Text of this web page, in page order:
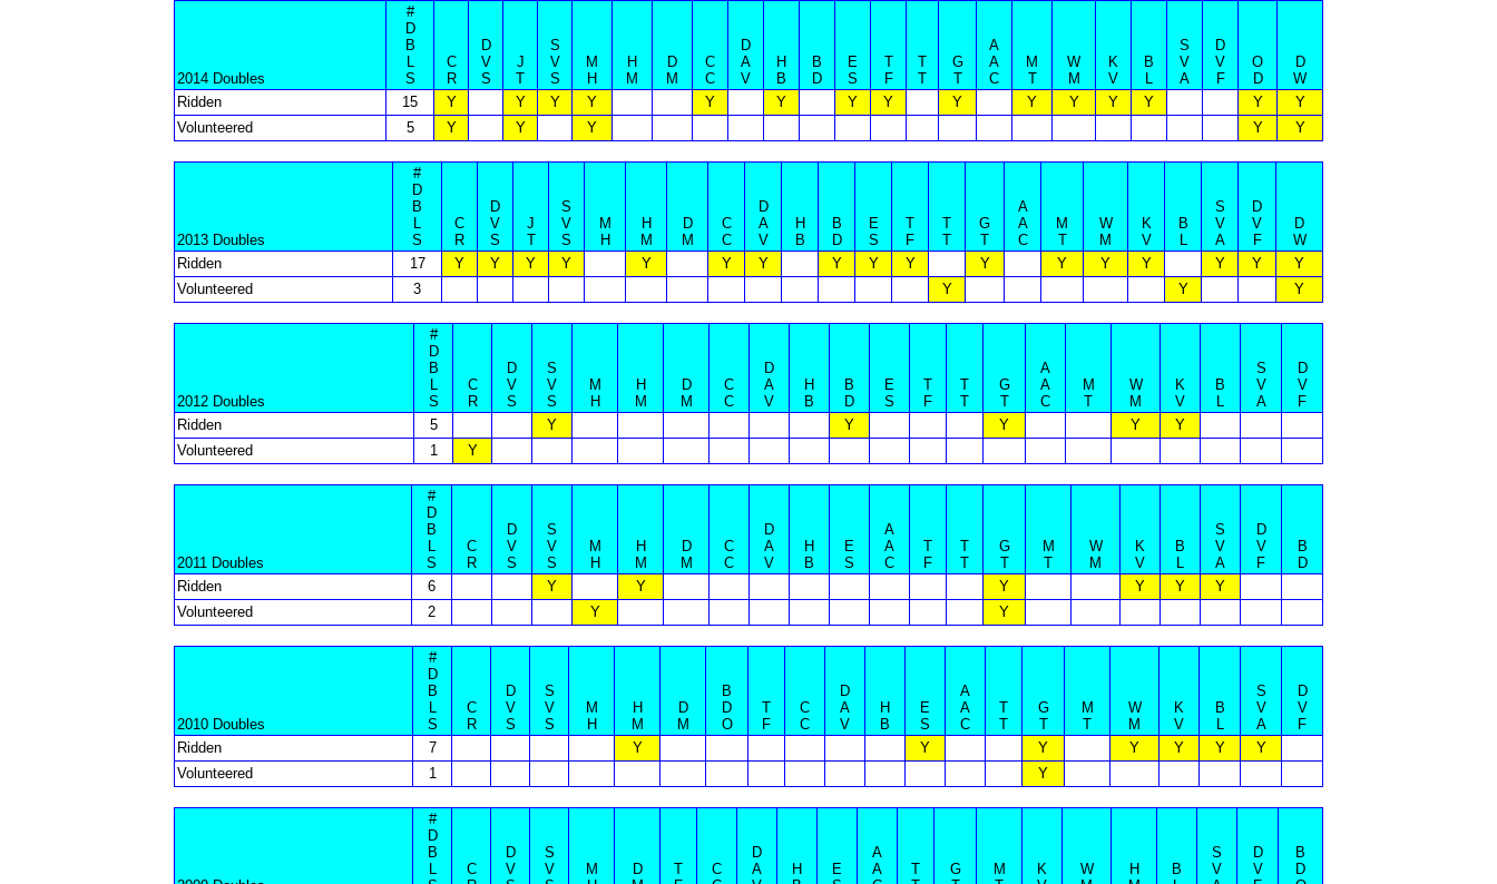
2014 Doubles
#
D
B
L
S
C
R
D
V
S
J
T
S
V
S
M
H
H
M
D
M
C
C
D
A
V
H
B
B
D
E
S
T
F
T
T
G
T
A
A
C
M
T
W
M
K
V
B
L
S
V
A
D
V
F
O
D
D
W
Ridden
15 Y Y Y Y Y Y Y Y Y Y Y Y Y Y
Y
Volunteered
5 Y Y Y Y Y
2013 Doubles
#
D
B
L
S
C
R
D
V
S
J
T
S
V
S
M
H
H
M
D
M
C
C
D
A
V
H
B
B
D
E
S
T
F
T
T
G
T
A
A
C
M
T
W
M
K
V
B
L
S
V
A
D
V
F
D
W
Ridden
17 Y Y Y Y Y Y Y Y Y Y Y Y Y Y Y Y
Y
Volunteered
3 Y Y Y
2012 Doubles
#
D
B
L
S
C
R
D
V
S
S
V
S
M
H
H
M
D
M
C
C
D
A
V
H
B
B
D
E
S
T
F
T
T
G
T
A
A
C
M
T
W
M
K
V
B
L
S
V
A
D
V
F
Ridden
5 Y Y Y Y
Y
Volunteered
1 Y
2011 Doubles
#
D
B
L
S
C
R
D
V
S
S
V
S
M
H
H
M
D
M
C
C
D
A
V
H
B
E
S
A
A
C
T
F
T
T
G
T
M
T
W
M
K
V
B
L
S
V
A
D
V
F
B
D
Ridden
6 Y Y Y Y Y
Y
Volunteered
2 Y Y
2010 Doubles
#
D
B
L
S
C
R
D
V
S
S
V
S
M
H
H
M
D
M
B
D
O
T
F
C
C
D
A
V
H
B
E
S
A
A
C
T
T
G
T
M
T
W
M
K
V
B
L
S
V
A
D
V
F
Ridden
7 Y Y Y Y Y Y
Y
Volunteered
1 Y
#
D
B
L
C
D
V
S
V
M
D
T
C
D
A
H
E
A
A
T
G
M
K
W
H
B
S
V
D
V
B
D